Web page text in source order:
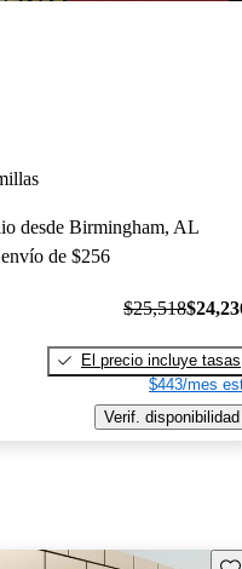
desde Birmingham, AL
de $256
$25,518
El precio incluye tasas
$443/mes
Verif. disponibilidad